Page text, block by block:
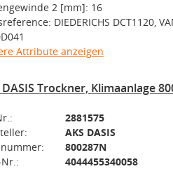
2 [mm]: 16
DIEDERICHS DCT1120,
Attribute anzeigen
DASIS Trockner, Klimaanlage
2881575
AKS DASIS
800287N
Nr.:
4044455340058